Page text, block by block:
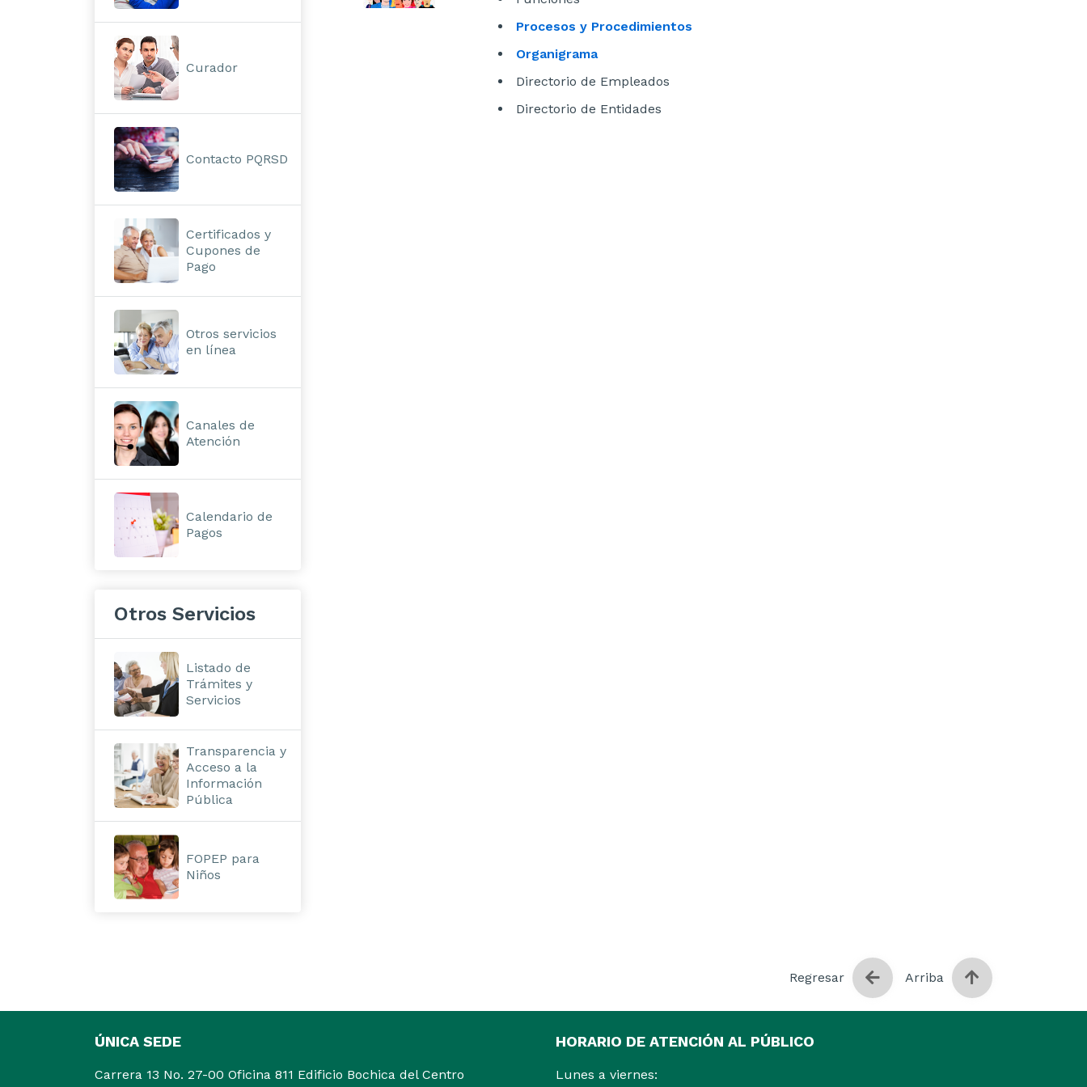
Curador
Contacto PQRSD
Certificados y
Cupones de
Pago
Otros servicios
en línea
Canales de
Atención
Calendario de
Pagos
Otros Servicios
Listado de
Trámites y
Servicios
Transparencia y
Acceso a la
Información
Pública
FOPEP para
Niños
Procesos y Procedimientos
Organigrama
Directorio de Empleados
Directorio de Entidades
Regresar Arriba
ÚNICA SEDE
Carrera 13 No. 27-00 Oficina 811 Edificio Bochica del Centro
HORARIO DE ATENCIÓN AL PÚBLICO
Lunes a viernes: